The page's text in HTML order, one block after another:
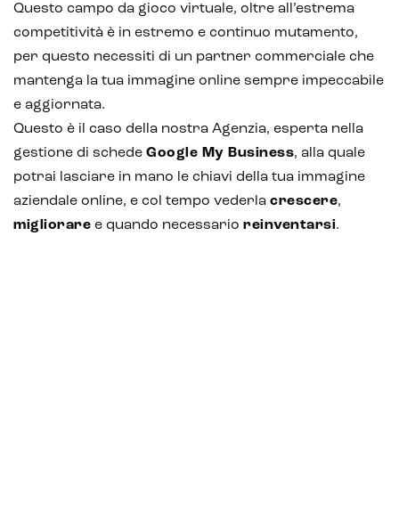
Questo campo da gioco virtuale, oltre all’estrema
competitività è in estremo e continuo mutamento,
per questo necessiti di un partner commerciale che
mantenga la tua immagine online sempre impeccabile
e aggiornata.
Questo è il caso della nostra Agenzia, esperta nella
gestione di schede Google My Business, alla quale
potrai lasciare in mano le chiavi della tua immagine
aziendale online, e col tempo vederla crescere,
migliorare e quando necessario reinventarsi.